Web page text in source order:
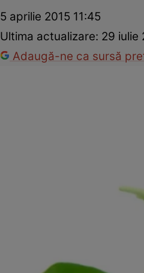
5 aprilie 2015 11:45
Ultima actualizare: 29 iulie
Adaugă-ne ca sursă